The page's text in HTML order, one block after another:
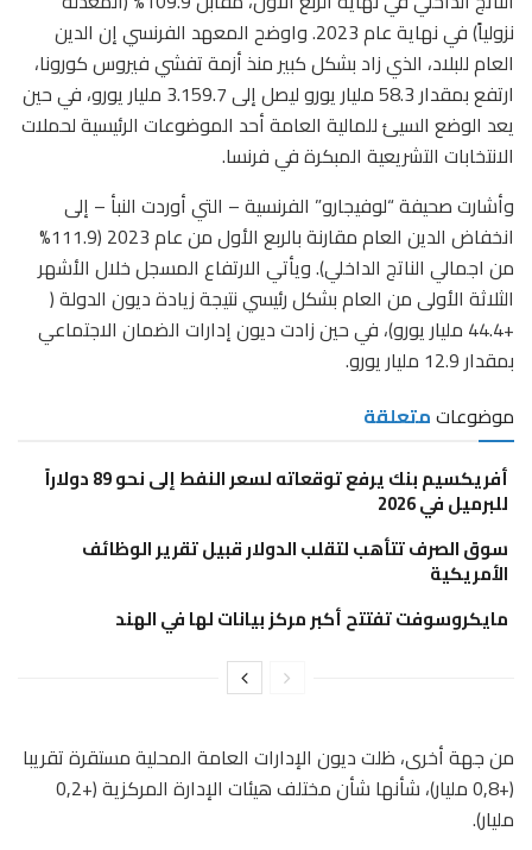
نزولياً) في نهاية عام 2023. واوضح المعهد الفرنسي إن الدين
العام للبلاد، الذي زاد بشكل كبير منذ أزمة تفشي فيروس كورونا،
ارتفع بمقدار 58.3 مليار يورو ليصل إلى 3.159.7 مليار يورو، في حين
يعد الوضع السيئ للمالية العامة أحد الموضوعات الرئيسية لحملات
الانتخابات التشريعية المبكرة في فرنسا.
وأشارت صحيفة “لوفيجارو” الفرنسية – التي أوردت النبأ – إلى
انخفاض الدين العام مقارنة بالربع الأول من عام 2023 (111.9%
من اجمالي الناتج الداخلي). ويأتي الارتفاع المسجل خلال الأشهر
الثلاثة الأولى من العام بشكل رئيسي نتيجة زيادة ديون الدولة (
+44.4 مليار يورو)، في حين زادت ديون إدارات الضمان الاجتماعي
بمقدار 12.9 مليار يورو.
موضوعاتمتعلقة
أفريكسيم بنك يرفع توقعاته لسعر النفط إلى نحو 89 دولاراً
للبرميل في 2026
سوق الصرف تتأهب لتقلب الدولار قبيل تقرير الوظائف
الأمريكية
مايكروسوفت تفتتح أكبر مركز بيانات لها في الهند
من جهة أخرى، ظلت ديون الإدارات العامة المحلية مستقرة تقريبا
(+0,8 مليار)، شأنها شأن مختلف هيئات الإدارة المركزية (+0,2
مليار).